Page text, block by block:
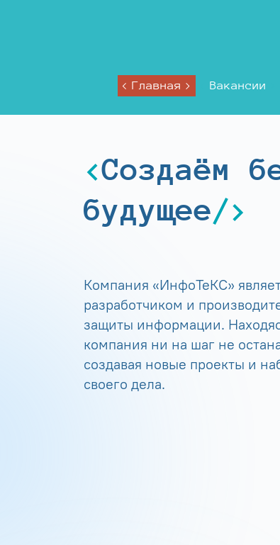
Главная Вакансии
Создаём
будущее
Компания «ИнфоТеКС»
разработчиком и
защиты информации.
компания ни на шаг не
создавая новые проекты и
своего дела.